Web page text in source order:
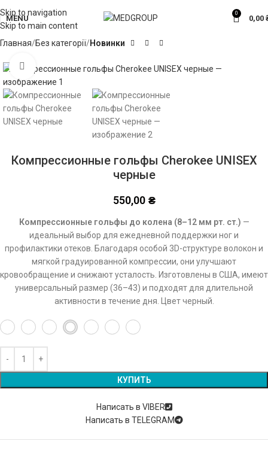
Skip to navigation
Skip to main content
MENU
0
0,00
Главная Без категорії Новинки
Click to enlarge
Компрессионные гольфы Cherokee UNISEX
черные
550,00 ₴
Компрессионные гольфы до колена (8–12 мм рт. ст.) —
идеальный выбор для ежедневной поддержки ног и
профилактики отеков. Благодаря особой 3D-структуре волокон и
мягкой градуированной компрессии, они улучшают
кровообращение и снижают усталость. Изготовлены в США, имеют
универсальный размер (36–43) и подходят для длительной
активности в течение дня. Цвет черный.
КУПИТЬ
Написать в VIBER
Написать в TELEGRAM